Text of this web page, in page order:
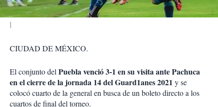
CIUDAD DE MÉXICO.
El conjunto del Puebla venció 3-1 en su visita ante Pachuca
en el cierre de la jornada 14 del Guard1anes 2021 y se
colocó cuarto de la general en busca de un boleto directo a los
cuartos de final del torneo.